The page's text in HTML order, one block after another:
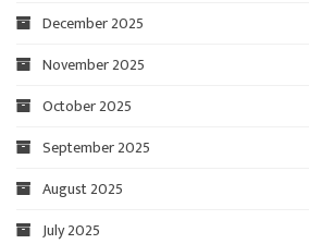
December 2025
November 2025
October 2025
September 2025
August 2025
July 2025